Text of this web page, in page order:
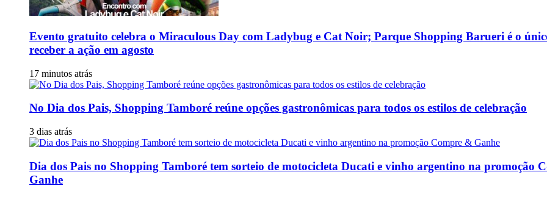
Evento gratuito celebra o Miraculous Day com Ladybug e Cat Noir; Parque Shopping Barueri é o
receber a ação em agosto
17 minutos atrás
No Dia dos Pais, Shopping Tamboré reúne opções gastronômicas para todos os estilos de celebração
3 dias atrás
Dia dos Pais no Shopping Tamboré tem sorteio de motocicleta Ducati e vinho argentino na promoção
Ganhe